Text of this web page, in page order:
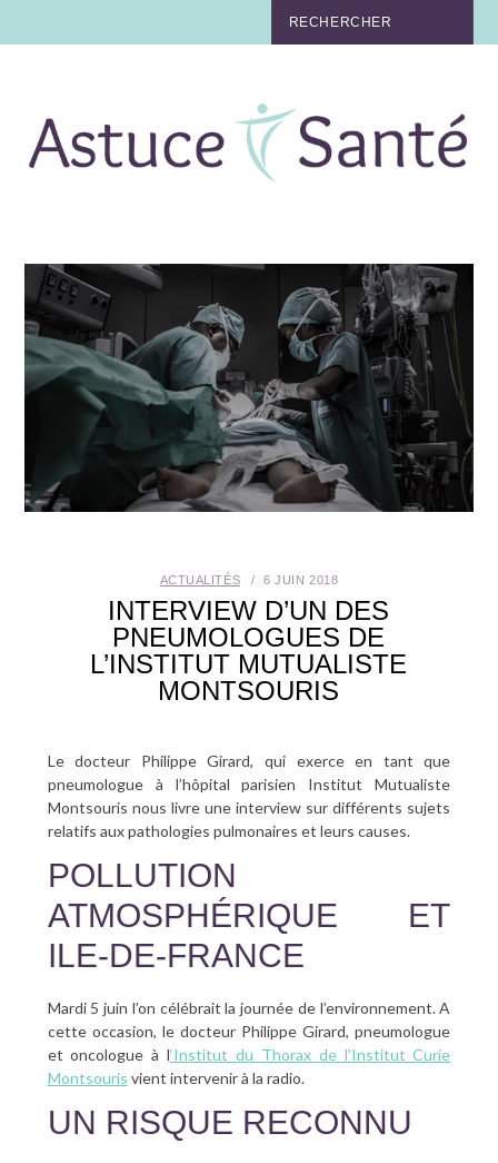
TABAC
NUTRITION
MÉDECINE
MÉDECINE DOUCE
BIEN-ÊTRE
ACTUALITÉS 6 JUIN 2018
INTERVIEW D’UN DES
PNEUMOLOGUES DE
L’INSTITUT MUTUALISTE
MONTSOURIS
Le docteur Philippe Girard, qui exerce en tant que
pneumologue à l’hôpital parisien Institut Mutualiste
Montsouris nous livre une interview sur différents sujets
relatifs aux pathologies pulmonaires et leurs causes.
POLLUTION
ATMOSPHÉRIQUE ET
ILE-DE-FRANCE
Mardi 5 juin l’on célébrait la journée de l’environnement. A
cette occasion, le docteur Philippe Girard, pneumologue
et oncologue à l‘Institut du Thorax de l’Institut Curie
Montsouris vient intervenir à la radio.
UN RISQUE RECONNU